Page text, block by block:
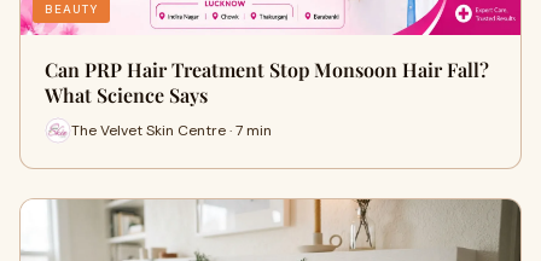
BEAUTY
Can PRP Hair Treatment Stop Monsoon Hair Fall?
What Science Says
The Velvet Skin Centre · 7 min